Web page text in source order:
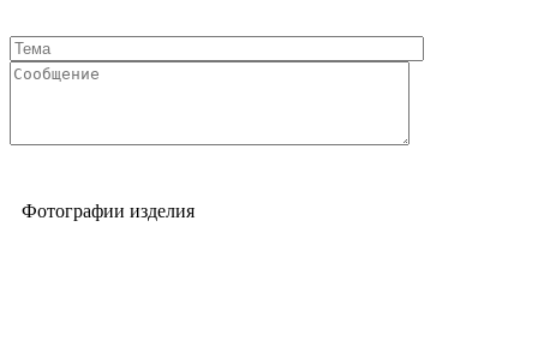
Фотографии изделия